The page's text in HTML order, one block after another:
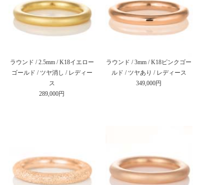
ラウンド / 2.5mm / K18イエロー
ゴールド / ツヤ消し / レディー
ス
289,000円
ラウンド / 3mm / K18ピンクゴー
ルド / ツヤあり / レディース
349,000円